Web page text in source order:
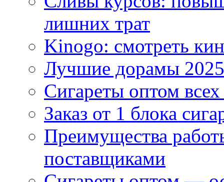
лишних трат
Kinogo: смотреть
Лучшие дорамы
Сигареты оптом
Заказ от 1 блока
Преимущества
поставщиками